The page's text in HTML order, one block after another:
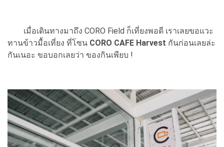
เมื่อเดินทางมาถึง CORO Field ก็เที่ยงพอดี เราเลยขอแวะ
ทานข้าวมื้อเที่ยง ที่โซน CORO CAFE Harvest กันก่อนเลยล่ะ
กันเนอะ ขอบอกเลยว่า ของกินเพียบ !